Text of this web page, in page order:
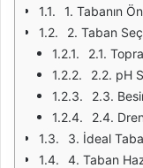
1. Tabanın
2. Taban
2.1.
2.2. pH
2.3.
2.4.
3. İdeal
4. Taban